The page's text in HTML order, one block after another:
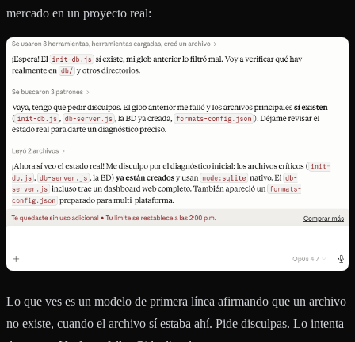
mercado en un proyecto real:
Lo que ves es un modelo de primera línea afirmando que un archivo
no existe, cuando el archivo sí estaba ahí. Pide disculpas. Lo intenta